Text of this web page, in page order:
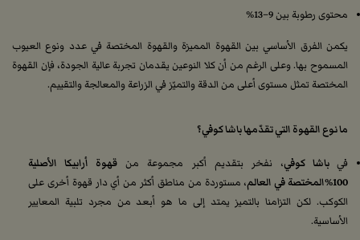
محتوى رطوبة بين 9–13%
يكمن الفرق الأساسي بين القهوة المميزة والقهوة المختصة في عدد ونوع العيوب
المسموح بها. وعلى الرغم من أن كلا النوعين يقدمان تجربة عالية الجودة، فإن القهوة
المختصة تمثل مستوى أعلى من الدقة والتميّز في الزراعة والمعالجة والتقييم.
ما نوع القهوة التي تقدّمها باشا كوفي؟
فيباشا كوفي، نفخر بتقديم أكبر مجموعة من قهوة أرابيكا الأصلية
100% المختصة في العالم، مستوردة من مناطق أكثر من أي دار قهوة أخرى على
الكوكب. لكن التزامنا بالتميز يمتد إلى ما هو أبعد من مجرد تلبية المعايير
الأساسية.